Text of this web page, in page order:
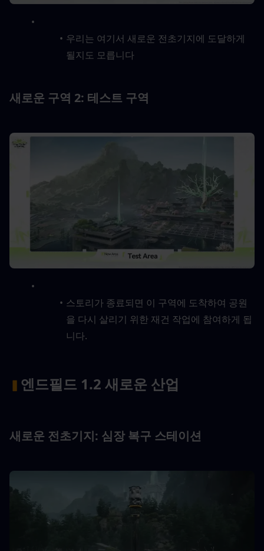
우리는 여기서 새로운 전초기지에 도달하게
될지도 모릅니다
새로운 구역 2: 테스트 구역
스토리가 종료되면 이 구역에 도착하여 공원
을 다시 살리기 위한 재건 작업에 참여하게 됩
니다.
엔드필드 1.2 새로운 산업
새로운 전초기지: 심장 복구 스테이션